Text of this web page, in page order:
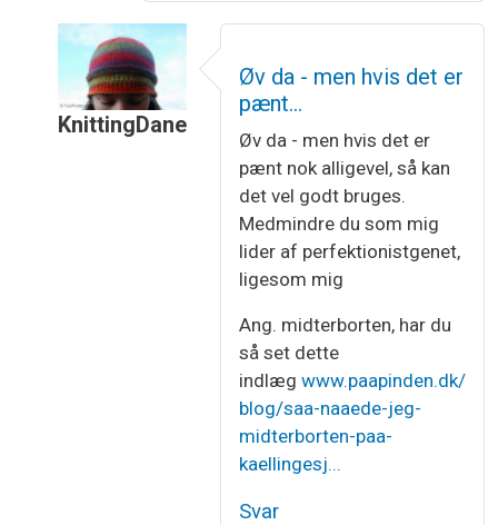
KnittingDane
Ja så troede jeg jo lige at…af
Øv da - men hvis det er
pænt…
Øv da - men hvis det er
pænt nok alligevel, så kan
det vel godt bruges.
Medmindre du som mig
lider af perfektionistgenet,
ligesom mig
Ang. midterborten, har du
så set dette
indlæg www.paapinden.dk/
blog/saa-naaede-jeg-
midterborten-paa-
kaellingesj...
Svar